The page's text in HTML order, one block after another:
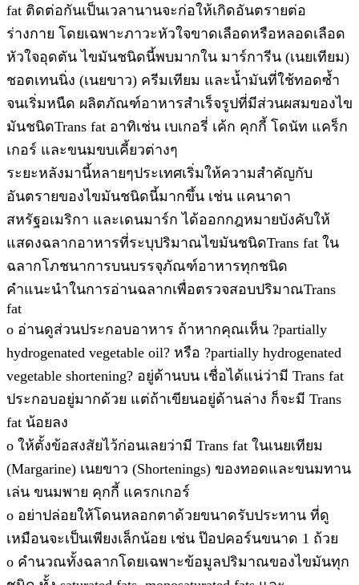
fat ติดต่อกันเป็นเวลานานจะก่อให้เกิดอันตรายต่อ
ร่างกาย โดยเฉพาะภาวะหัวใจขาดเลือดหรือหลอดเลือด
หัวใจอุดตัน ไขมันชนิดนี้พบมากใน มาร์การีน (เนยเทียม)
ชอตเทนนิ่ง (เนยขาว) ครีมเทียม และน้ำมันที่ใช้ทอดซ้ำ
จนเริ่มหนืด ผลิตภัณฑ์อาหารสำเร็จรูปที่มีส่วนผสมของไข
มันชนิดTrans fat อาทิเช่น เบเกอรี่ เค้ก คุกกี้ โดนัท แคร็ก
เกอร์ และขนมขบเคี้ยวต่างๆ
ระยะหลังมานี้หลายๆประเทศเริ่มให้ความสำคัญกับ
อันตรายของไขมันชนิดนี้มากขึ้น เช่น แคนาดา
สหรัฐอเมริกา และเดนมาร์ก ได้ออกกฎหมายบังคับให้
แสดงฉลากอาหารที่ระบุปริมาณไขมันชนิดTrans fat ใน
ฉลากโภชนาการบนบรรจุภัณฑ์อาหารทุกชนิด
คำแนะนำในการอ่านฉลากเพื่อตรวจสอบปริมาณTrans
fat
o อ่านดูส่วนประกอบอาหาร ถ้าหากคุณเห็น ?partially
hydrogenated vegetable oil? หรือ ?partially hydrogenated
vegetable shortening? อยู่ด้านบน เชื่อได้แน่ว่ามี Trans fat
ประกอบอยู่มากด้วย แต่ถ้าเขียนอยู่ด้านล่าง ก็จะมี Trans
fat น้อยลง
o ให้ตั้งข้อสงสัยไว้ก่อนเลยว่ามี Trans fat ในเนยเทียม
(Margarine) เนยขาว (Shortenings) ของทอดและขนมทาน
เล่น ขนมพาย คุกกี้ แครกเกอร์
o อย่าปล่อยให้โดนหลอกตาด้วยขนาดรับประทาน ที่ดู
เหมือนจะเป็นเพียงเล็กน้อย เช่น ป๊อปคอร์นขนาด 1 ถ้วย
o คำนวณทั้งฉลากโดยเฉพาะข้อมูลปริมาณของไขมันทุก